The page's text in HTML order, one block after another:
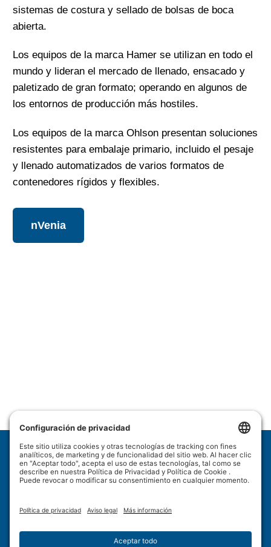
sistemas de costura y sellado de bolsas de boca
abierta.
Los equipos de la marca Hamer se utilizan en todo el
mundo y lideran el mercado de llenado, ensacado y
paletizado de gran formato; operando en algunos de
los entornos de producción más hostiles.
Los equipos de la marca Ohlson presentan soluciones
resistentes para embalaje primario, incluido el pesaje
y llenado automatizados de varios formatos de
contenedores rígidos y flexibles.
nVenia
209 Wulftec
Descargo de responsabilidad